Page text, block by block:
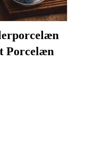
Porcelæn